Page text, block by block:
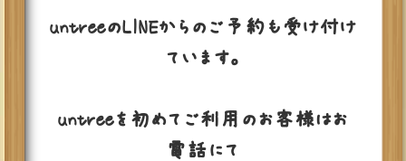
untreeのLINEからのご予約も受け付け
ています。
untreeを初めてご利用のお客様はお
電話にて